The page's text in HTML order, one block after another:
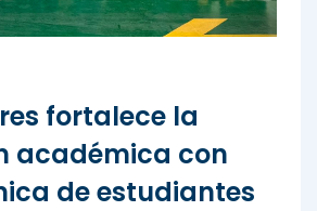
fortalece la
académica con
de estudiantes